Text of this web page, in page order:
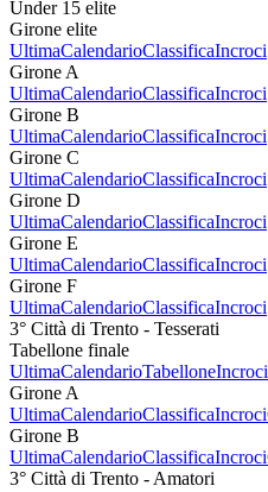
Under 15 elite
Girone elite
UltimaCalendarioClassificaIncroci
Girone A
UltimaCalendarioClassificaIncroci
Girone B
UltimaCalendarioClassificaIncroci
Girone C
UltimaCalendarioClassificaIncroci
Girone D
UltimaCalendarioClassificaIncroci
Girone E
UltimaCalendarioClassificaIncroci
Girone F
UltimaCalendarioClassificaIncroci
3° Città di Trento - Tesserati
Tabellone finale
UltimaCalendarioTabelloneIncroci
Girone A
UltimaCalendarioClassificaIncroci
Girone B
UltimaCalendarioClassificaIncroci
3° Città di Trento - Amatori